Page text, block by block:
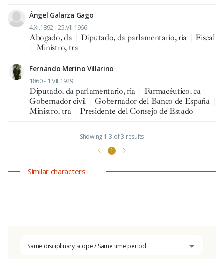
Ángel Galarza Gago
4.XI.1892 - 25.VII.1966
Abogado, da Diputado, da parlamentario, ria
Fiscal
Ministro, tra
Fernando Merino Villarino
1860 - 1.VII.1929
Diputado, da parlamentario, ria Farmacéutico, ca
Gobernador civil
Gobernador del Banco de España
Ministro, tra
Presidente del Consejo de Estado
Showing 1-3 of 3 results
1
Similar characters
Same disciplinary scope / Same time period